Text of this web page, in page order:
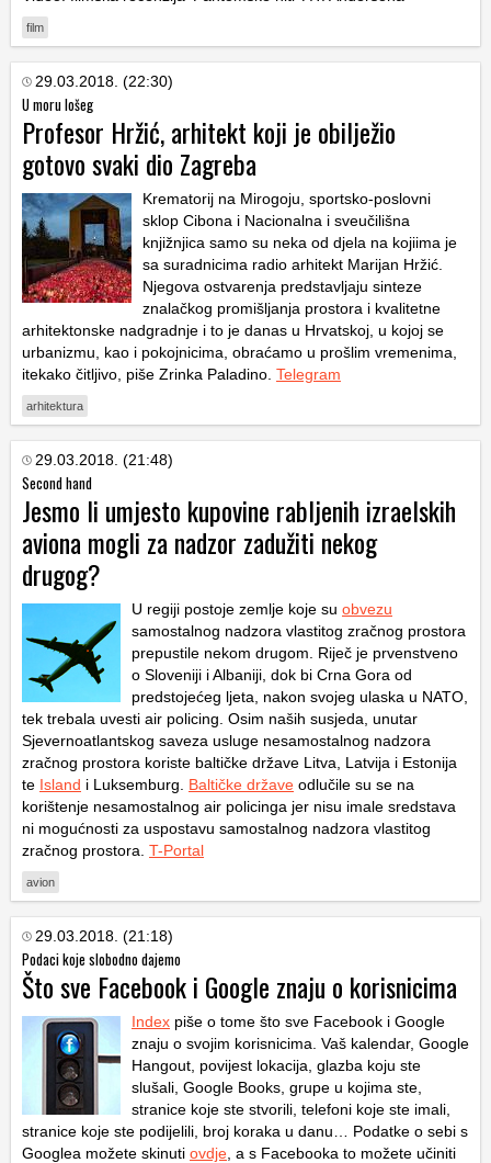
film
29.03.2018. (22:30)
U moru lošeg
Profesor Hržić, arhitekt koji je obilježio
gotovo svaki dio Zagreba
Krematorij na Mirogoju, sportsko-poslovni
sklop Cibona i Nacionalna i sveučilišna
knjižnjica samo su neka od djela na kojiima je
sa suradnicima radio arhitekt Marijan Hržić.
Njegova ostvarenja predstavljaju sinteze
znalačkog promišljanja prostora i kvalitetne
arhitektonske nadgradnje i to je danas u Hrvatskoj, u kojoj se
urbanizmu, kao i pokojnicima, obraćamo u prošlim vremenima,
itekako čitljivo, piše Zrinka Paladino. Telegram
arhitektura
29.03.2018. (21:48)
Second hand
Jesmo li umjesto kupovine rabljenih izraelskih
aviona mogli za nadzor zadužiti nekog
drugog?
U regiji postoje zemlje koje su obvezu
samostalnog nadzora vlastitog zračnog prostora
prepustile nekom drugom. Riječ je prvenstveno
o Sloveniji i Albaniji, dok bi Crna Gora od
predstojećeg ljeta, nakon svojeg ulaska u NATO,
tek trebala uvesti air policing. Osim naših susjeda, unutar
Sjevernoatlantskog saveza usluge nesamostalnog nadzora
zračnog prostora koriste baltičke države Litva, Latvija i Estonija
te Island i Luksemburg. Baltičke države odlučile su se na
korištenje nesamostalnog air policinga jer nisu imale sredstava
ni mogućnosti za uspostavu samostalnog nadzora vlastitog
zračnog prostora. T-Portal
avion
29.03.2018. (21:18)
Podaci koje slobodno dajemo
Što sve Facebook i Google znaju o korisnicima
Index piše o tome što sve Facebook i Google
znaju o svojim korisnicima. Vaš kalendar, Google
Hangout, povijest lokacija, glazba koju ste
slušali, Google Books, grupe u kojima ste,
stranice koje ste stvorili, telefoni koje ste imali,
stranice koje ste podijelili, broj koraka u danu… Podatke o sebi s
Googlea možete skinuti ovdje , a s Facebooka to možete učiniti